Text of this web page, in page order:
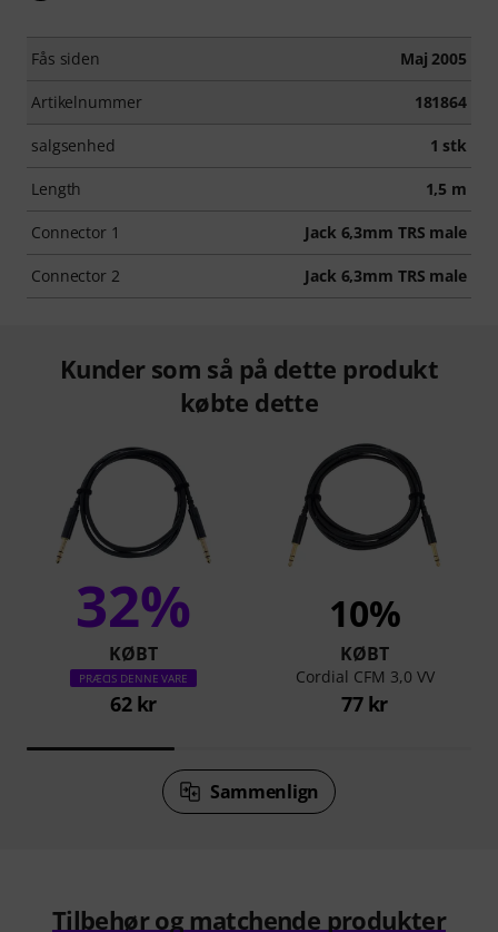
Fås siden Maj 2005
Artikelnummer 181864
salgsenhed 1 stk
Length 1,5 m
Connector 1 Jack 6,3mm TRS male
Connector 2 Jack 6,3mm TRS male
Kunder som så på dette produkt
købte dette
32%
KØBT
PRÆCIS DENNE VARE
62 kr
10%
KØBT
Cordial CFM 3,0 VV
77 kr
Sammenlign
Tilbehør og matchende produkter